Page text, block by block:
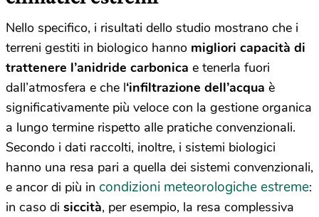
Nello specifico, i risultati dello studio mostrano che i
terreni gestiti in biologico hanno migliori capacità di
trattenere l’anidride carbonica e tenerla fuori
dall’atmosfera e che l‘infiltrazione dell’acqua è
significativamente più veloce con la gestione organica
a lungo termine rispetto alle pratiche convenzionali.
Secondo i dati raccolti, inoltre, i sistemi biologici
hanno una resa pari a quella dei sistemi convenzionali,
e ancor di più in condizioni meteorologiche estreme:
in caso di siccità, per esempio, la resa complessiva